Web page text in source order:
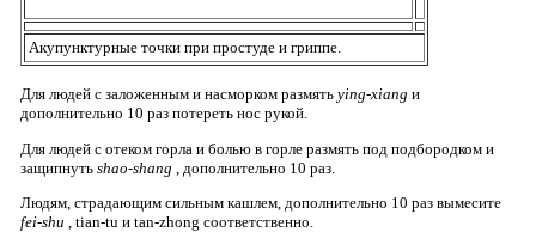
Акупунктурные точки при простуде и гриппе.
Для людей с заложенным и насморком размять ying-xiang и
дополнительно 10 раз потереть нос рукой.
Для людей с отеком горла и болью в горле размять под подбородком и
защипнуть shao-shang
, дополнительно 10 раз.
Людям, страдающим сильным кашлем, дополнительно 10 раз вымесите
fei-shu , tian-tu и tan-zhong соответственно.